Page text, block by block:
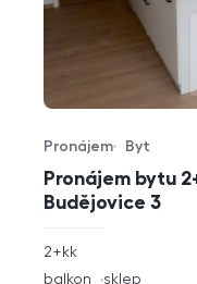
Pronájem bytu
Budějovice 3
Typ nabídky
Pronájem
Typ nemovitosti
Byt
rozměry
dispozice
2+kk
funkce
balkon sklep